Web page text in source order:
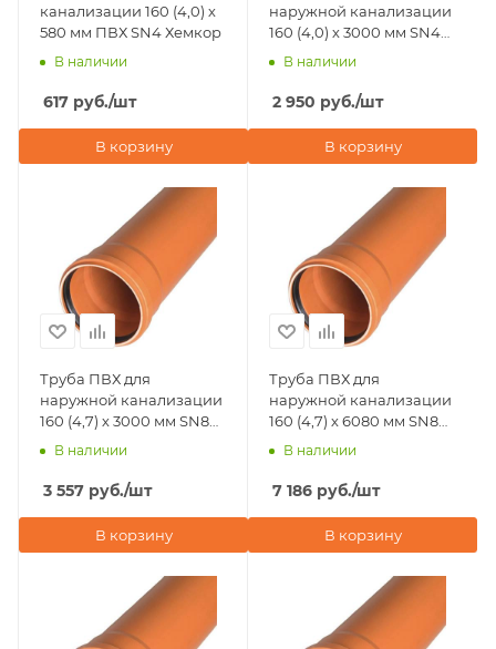
канализации 160 (4,0) х
580 мм ПВХ SN4 Хемкор
В наличии
617 руб./шт
В корзину
наружной канализации
160 (4,0) х 3000 мм SN4
Хемкор
В наличии
2 950 руб./шт
В корзину
Труба ПВХ для
наружной канализации
160 (4,7) х 3000 мм SN8
Хемкор
В наличии
3 557 руб./шт
В корзину
Труба ПВХ для
наружной канализации
160 (4,7) х 6080 мм SN8
Хемкор
В наличии
7 186 руб./шт
В корзину